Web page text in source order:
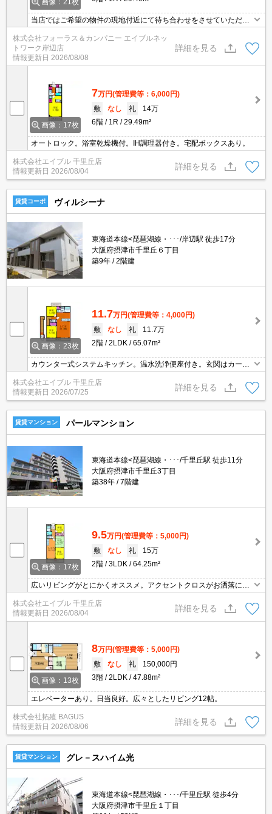
画像：21枚
当店ではご希望の物件の現地付近にて待ち合わせをさせていただき
ご内覧いただくサービスや、主要駅までのお迎えサービスも実施中
です。詳しくは 当店「０１２０－９６７－０９９」にお気軽にお問
合せ下さい♪
株式会社フォーラス＆カンパニー エイブルネッ
トワーク岸辺店
情報更新日 2026/08/08
詳細を見る
画像：17枚
7万円(管理費等：6,000円)
敷
なし 礼
14万
6階
1R 29.49m²
オートロック。浴室乾燥機付。IH調理器付き。宅配ボックスあり。
株式会社エイブル 千里丘店
情報更新日 2026/08/04
詳細を見る
賃貸コーポ ヴィルシーナ
東海道本線<琵琶湖線・･･･/岸辺駅 徒歩17分
大阪府摂津市千里丘６丁目
築9年
2階建
画像：23枚
11.7万円(管理費等：4,000円)
敷
なし 礼
11.7万
2階
2LDK 65.07m²
カウンター式システムキッチン。温水洗浄便座付き。玄関はカード
キーシステム。
株式会社エイブル 千里丘店
情報更新日 2026/07/25
詳細を見る
賃貸マンション パールマンション
東海道本線<琵琶湖線・･･･/千里丘駅 徒歩11分
大阪府摂津市千里丘3丁目
築38年
7階建
画像：17枚
9.5万円(管理費等：5,000円)
敷
なし 礼
15万
2階
3LDK 64.25m²
広いリビングがとにかくオススメ。アクセントクロスがお洒落に演
出。きっとご満悦。
株式会社エイブル 千里丘店
情報更新日 2026/08/04
詳細を見る
画像：13枚
8万円(管理費等：5,000円)
敷
なし 礼
150,000円
3階
2LDK 47.88m²
エレベーターあり。日当良好。広々としたリビング12帖。
株式会社拓殖 BAGUS
情報更新日 2026/08/06
詳細を見る
賃貸マンション グレ－スハイム光
東海道本線<琵琶湖線・･･･/千里丘駅 徒歩4分
大阪府摂津市千里丘１丁目